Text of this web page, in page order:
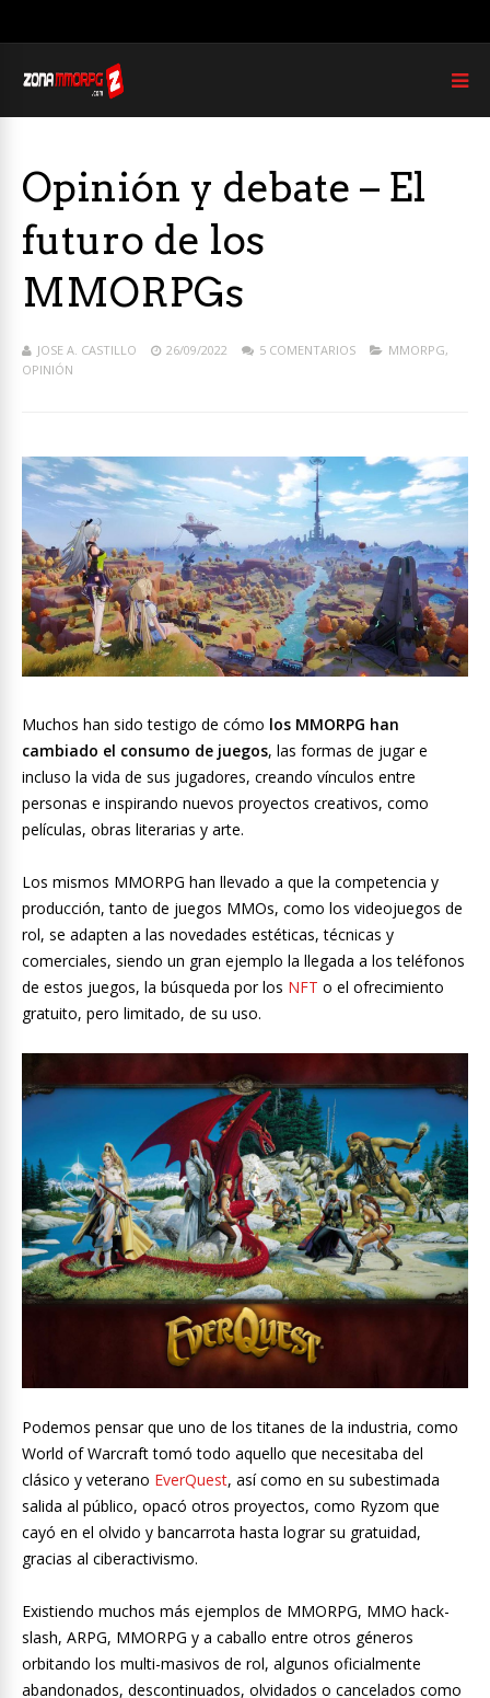
Opinión y debate – El
futuro de los
MMORPGs
JOSE A. CASTILLO 26/09/2022 5 COMENTARIOS MMORPG,
OPINIÓN
Muchos han sido testigo de cómo los MMORPG han
cambiado el consumo de juegos, las formas de jugar e
incluso la vida de sus jugadores, creando vínculos entre
personas e inspirando nuevos proyectos creativos, como
películas, obras literarias y arte.
Los mismos MMORPG han llevado a que la competencia y
producción, tanto de juegos MMOs, como los videojuegos de
rol, se adapten a las novedades estéticas, técnicas y
comerciales, siendo un gran ejemplo la llegada a los teléfonos
de estos juegos, la búsqueda por los NFT o el ofrecimiento
gratuito, pero limitado, de su uso.
Podemos pensar que uno de los titanes de la industria, como
World of Warcraft tomó todo aquello que necesitaba del
clásico y veterano EverQuest, así como en su subestimada
salida al público, opacó otros proyectos, como Ryzom que
cayó en el olvido y bancarrota hasta lograr su gratuidad,
gracias al ciberactivismo.
Existiendo muchos más ejemplos de MMORPG, MMO hack-
slash, ARPG, MMORPG y a caballo entre otros géneros
orbitando los multi-masivos de rol, algunos oficialmente
abandonados, descontinuados, olvidados o cancelados como